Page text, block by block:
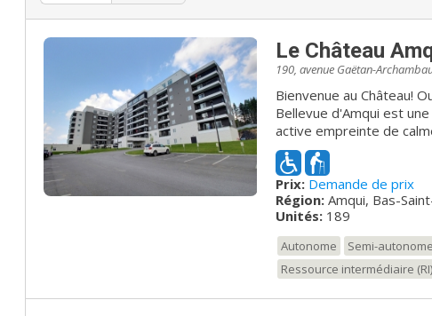
Le Château
190, avenue Gaëtan-
Bienvenue au Château! Ouvert depuis septembre 2019, le Château
Bellevue d'Amqui est
active empreinte de
en place pour vous
besoins. Aucune
aussi des services
particuliers. Total de 182 unités (155 appartements et 27 unités de
soins) Prenez rendez-vous avec nos conseillers à la location ! Venez
découvrir le Château
ici!
Prix: Demande de prix
Région: Amqui, Bas-
Unités:189
Autonome
Semi-
Ressource intermédiaire (RI)